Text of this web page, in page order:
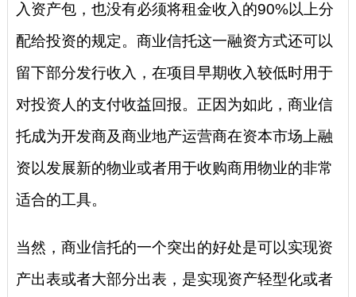
入资产包，也没有必须将租金收入的90%以上分
配给投资的规定。商业信托这一融资方式还可以
留下部分发行收入，在项目早期收入较低时用于
对投资人的支付收益回报。正因为如此，商业信
托成为开发商及商业地产运营商在资本市场上融
资以发展新的物业或者用于收购商用物业的非常
适合的工具。
当然，商业信托的一个突出的好处是可以实现资
产出表或者大部分出表，是实现资产轻型化或者